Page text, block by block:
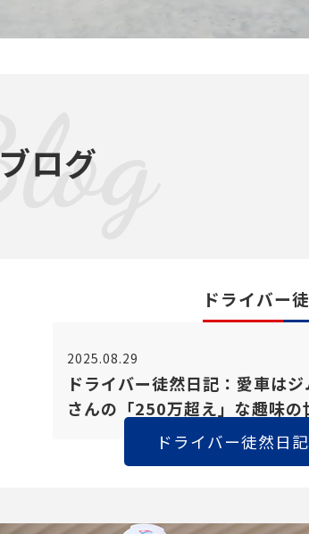
Blog
ブログ
ドライバー
ドライバー徒然日記：愛車は
さんの「250万超え」な趣味の
2025.08.29
ドライバー徒然日